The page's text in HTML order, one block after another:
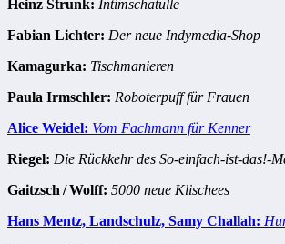
Heinz Strunk: Intimschatulle
Fabian Lichter: Der neue Indymedia-Shop
Kamagurka: Tischmanieren
Paula Irmschler: Roboterpuff für Frauen
Alice Weidel: Vom Fachmann für Kenner
Riegel: Die Rückkehr des So-einfach-ist-das!-
Gaitzsch / Wolff: 5000 neue Klischees
Hans Mentz, Landschulz, Samy Challah: